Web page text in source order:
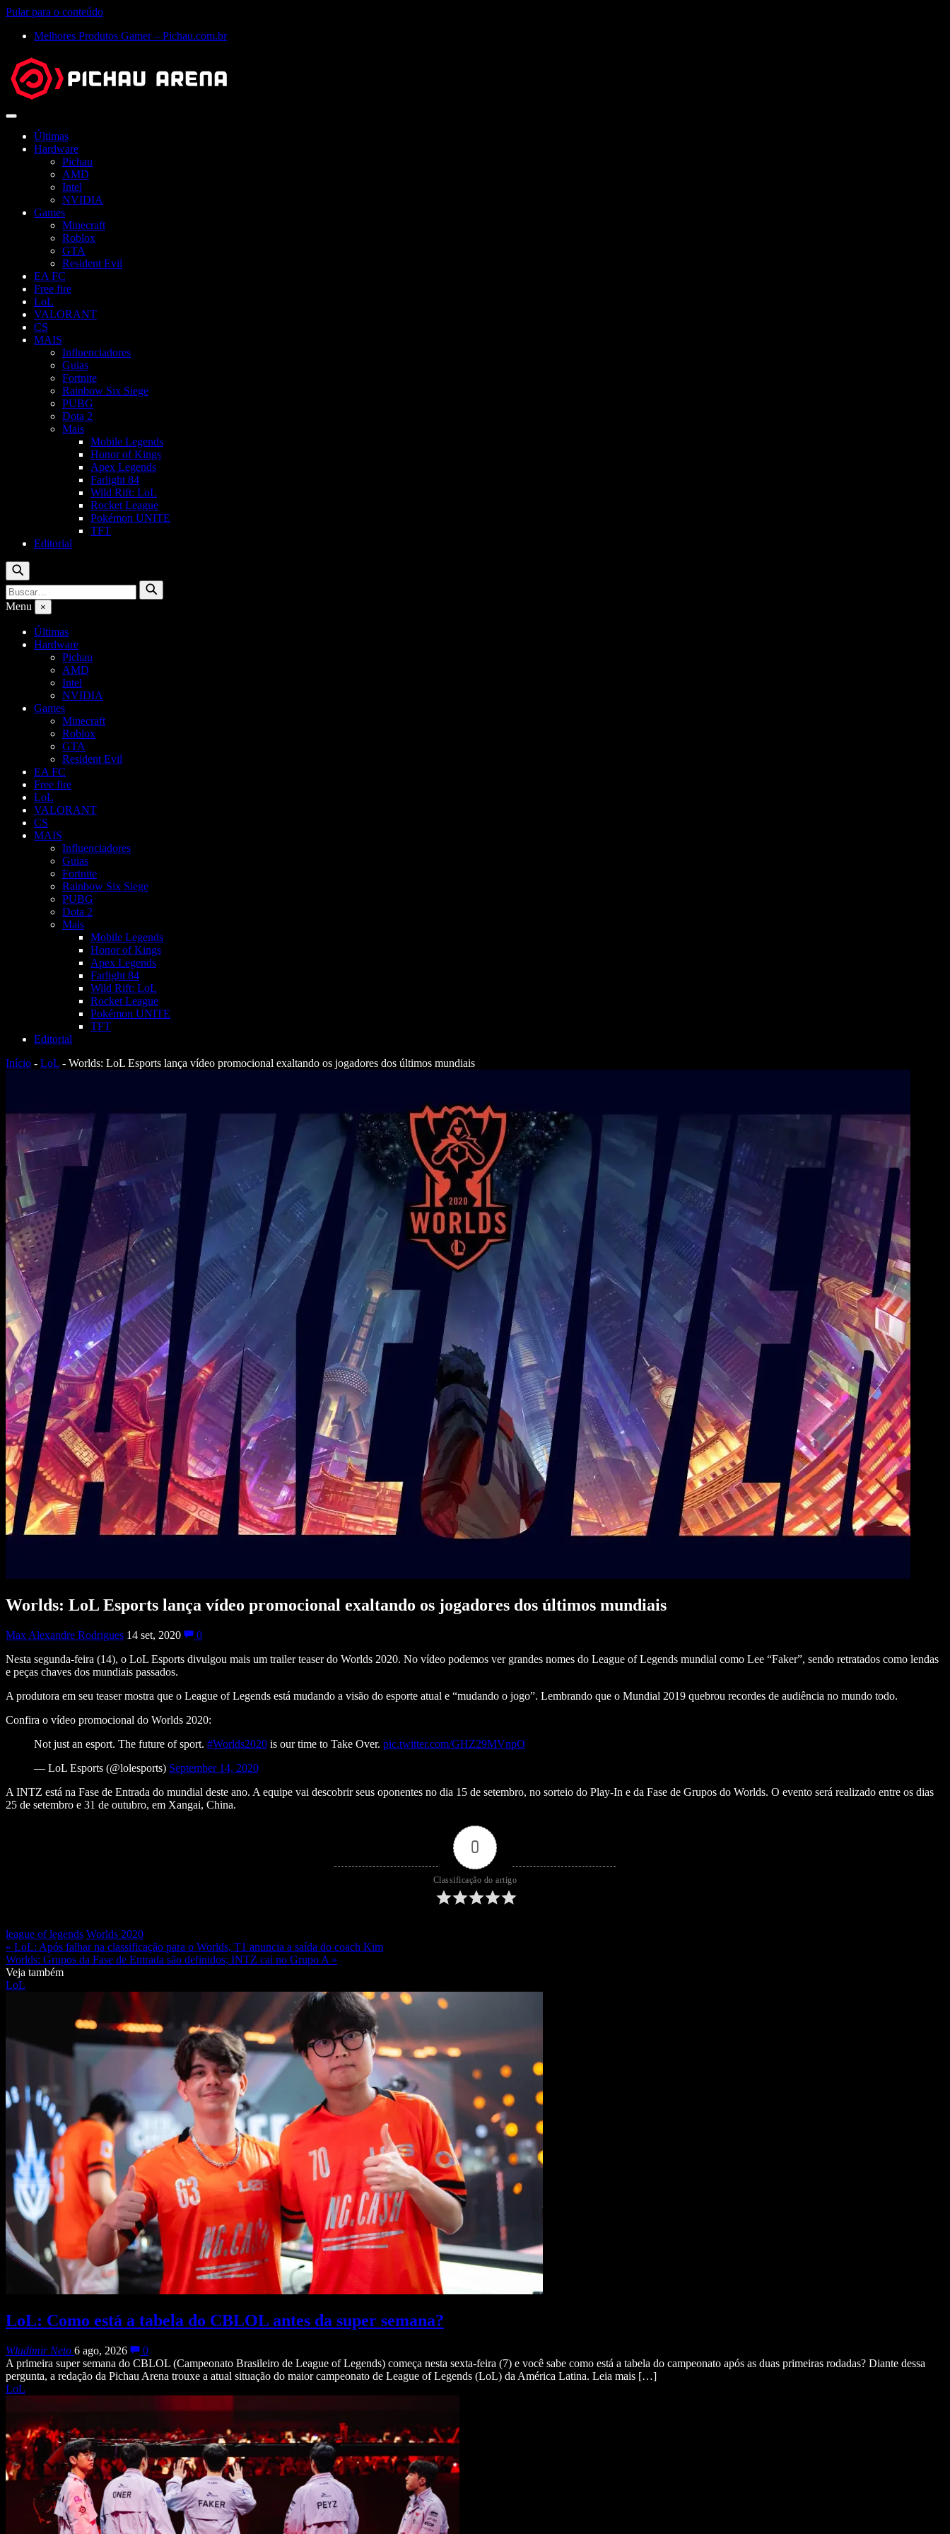
Pular para o conteúdo
Melhores Produtos Gamer – Pichau.com.br
Abrir
Últimas
Hardware
Pichau
AMD
Intel
NVIDIA
Games
Minecraft
Roblox
GTA
Resident Evil
EA FC
Free fire
LoL
VALORANT
CS
MAIS
Influenciadores
Guias
Fortnite
Rainbow Six Siege
PUBG
Dota 2
Mais
Mobile Legends
Honor of Kings
Apex Legends
Farlight 84
Wild Rift: LoL
Rocket League
Pokémon UNITE
TFT
Editorial
Buscar
Buscar
por:
Buscar
Menu ×
Últimas
Hardware
Pichau
AMD
Intel
NVIDIA
Games
Minecraft
Roblox
GTA
Resident Evil
EA FC
Free fire
LoL
VALORANT
CS
MAIS
Influenciadores
Guias
Fortnite
Rainbow Six Siege
PUBG
Dota 2
Mais
Mobile Legends
Honor of Kings
Apex Legends
Farlight 84
Wild Rift: LoL
Rocket League
Pokémon UNITE
TFT
Editorial
Início - LoL - Worlds: LoL Esports lança vídeo promocional exaltando os jogadores dos últimos mundiais
Worlds: LoL Esports lança vídeo promocional exaltando os jogadores dos últimos mundiais
Max Alexandre Rodrigues 14 set, 2020
0
Nesta segunda-feira (14), o LoL Esports divulgou mais um trailer teaser do Worlds 2020. No vídeo podemos ver grandes nomes do League of Legends mundial como Lee “Faker”, sendo retratados como lendas
e peças chaves dos mundiais passados.
A produtora em seu teaser mostra que o League of Legends está mudando a visão do esporte atual e “mudando o jogo”. Lembrando que o Mundial 2019 quebrou recordes de audiência no mundo todo.
Confira o vídeo promocional do Worlds 2020:
Not just an esport. The future of sport. #Worlds2020 is our time to Take Over. pic.twitter.com/GHZ29MVnpO
— LoL Esports (@lolesports) September 14, 2020
A INTZ está na Fase de Entrada do mundial deste ano. A equipe vai descobrir seus oponentes no dia 15 de setembro, no sorteio do Play-In e da Fase de Grupos do Worlds. O evento será realizado entre os dias
25 de setembro e 31 de outubro, em Xangai, China.
0
Classificação do artigo
league of legends Worlds 2020
« LoL: Após falhar na classificação para o Worlds, T1 anuncia a saída do coach Kim
Worlds: Grupos da Fase de Entrada são definidos; INTZ cai no Grupo A »
Veja também
LoL
LoL: Como está a tabela do CBLOL antes da super semana?
Wladimir Neto 6 ago, 2026
0
A primeira super semana do CBLOL (Campeonato Brasileiro de League of Legends) começa nesta sexta-feira (7) e você sabe como está a tabela do campeonato após as duas primeiras rodadas? Diante dessa
pergunta, a redação da Pichau Arena trouxe a atual situação do maior campeonato de League of Legends (LoL) da América Latina. Leia mais […]
LoL